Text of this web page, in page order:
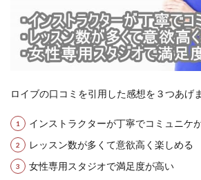
ロイブの口コミを引用した感想を３つあげ
インストラクターが丁寧でコミュニケ
レッスン数が多くて意欲高く楽しめる
女性専用スタジオで満足度が高い